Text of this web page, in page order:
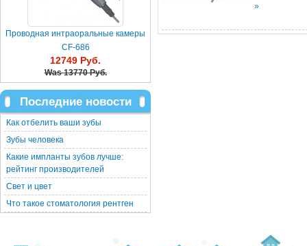
»
Проводная интраоральные камеры
CF-686
12749 Руб.
Was13770 Руб.
Последние новости
Как отбелить ваши зубы
Зубы человека
Какие импланты зубов лучше:
рейтинг производителей
Свет и цвет
Что такое стоматология рентген